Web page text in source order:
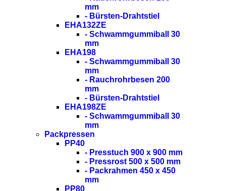
mm
- Bürsten-Drahtstiel
EHA132ZE
- Schwammgummiball 30
mm
EHA198
- Schwammgummiball 30
mm
- Rauchrohrbesen 200
mm
- Bürsten-Drahtstiel
EHA198ZE
- Schwammgummiball 30
mm
Packpressen
PP40
- Presstuch 900 x 900 mm
- Pressrost 500 x 500 mm
- Packrahmen 450 x 450
mm
PP80